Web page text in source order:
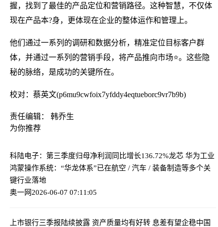
握，找到了最佳的产品定位和营销路径。这种智慧，不仅体
现在产品本?身，更体现在企业的整体运作和管理上。
他们通过一系列的调研和数据分析，精准定位目标客户群
体，并通过一系列的营销手段，将产品推向市场⭐。这些隐
秘的脉络，是成功的关键所在。
校对：蔡英文(p6mu9cwfoix7yfddy4eqtueborc9vr7b9b)
责任编辑： 韩乔生
为你推荐
科陆电子：第三季度归母净利润同比增长136.72%龙芯 华为工业
鸿蒙操作系统：“华龙体系”已在航空 / 汽车 / 装备制造等多个关
键行业落地
奥一网2026-06-07 07:11:05
上市银行三季报陆续披露 资产质量均有好转 息差有望企稳中国